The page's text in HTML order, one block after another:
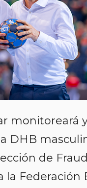
monitoreará
DHB
de
Federación